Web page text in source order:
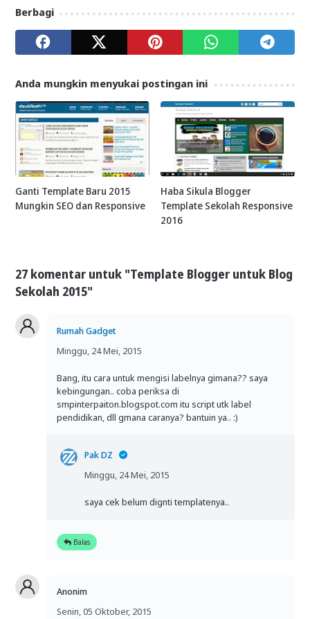
Berbagi
Anda mungkin menyukai postingan ini
Ganti Template Baru 2015
Mungkin SEO dan Responsive
Haba Sikula Blogger
Template Sekolah Responsive
2016
27 komentar untuk "Template Blogger untuk Blog
Sekolah 2015"
Rumah Gadget
Minggu, 24 Mei, 2015
Bang, itu cara untuk mengisi labelnya gimana?? saya
kebingungan.. coba periksa di
smpinterpaiton.blogspot.com itu script utk label
pendidikan, dll gmana caranya? bantuin ya.. :)
Pak DZ
Minggu, 24 Mei, 2015
saya cek belum dignti templatenya..
Balas
Anonim
Senin, 05 Oktober, 2015